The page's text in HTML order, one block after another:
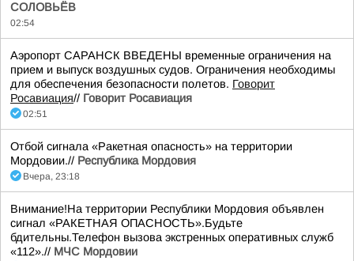
СОЛОВЬЁВ
02:54
Аэропорт САРАНСК ВВЕДЕНЫ временные ограничения на
прием и выпуск воздушных судов. Ограничения необходимы
для обеспечения безопасности полетов. Говорит
Росавиация// Говорит Росавиация
02:51
Отбой сигнала «Ракетная опасность» на территории
Мордовии.// Республика Мордовия
Вчера, 23:18
Внимание!На территории Республики Мордовия объявлен
сигнал «РАКЕТНАЯ ОПАСНОСТЬ».Будьте
бдительны.Телефон вызова экстренных оперативных служб
«112».// МЧС Мордовии